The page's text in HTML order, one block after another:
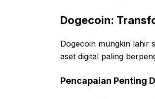
Dogecoin:
Dogecoin mungkin lahir
aset digital paling
Pencapaian Penting